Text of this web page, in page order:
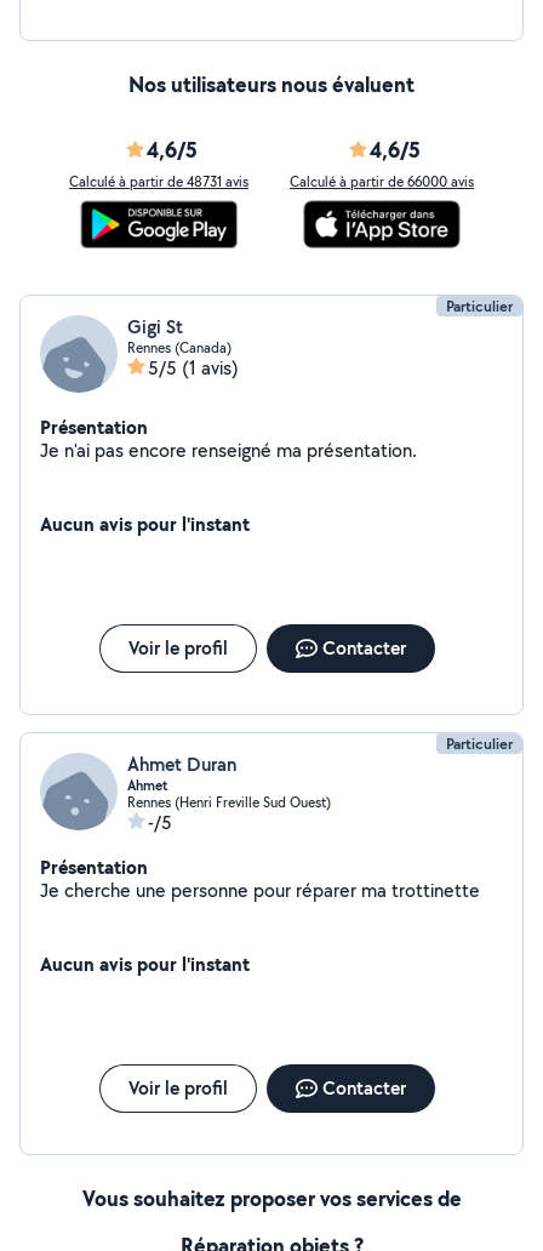
Nos utilisateurs nous évaluent
4,6/5
Calculé à partir de 48731 avis
4,6/5
Calculé à partir de 66000 avis
Particulier
Gigi St
Rennes (Canada)
5/5 (1 avis)
Présentation
Je n'ai pas encore renseigné ma présentation.
Aucun avis pour l'instant
Voir le profil Contacter
Particulier
Ahmet Duran
Ahmet
Rennes (Henri Freville Sud Ouest)
-/5
Présentation
Je cherche une personne pour réparer ma trottinette
Aucun avis pour l'instant
Voir le profil Contacter
Vous souhaitez proposer vos services de